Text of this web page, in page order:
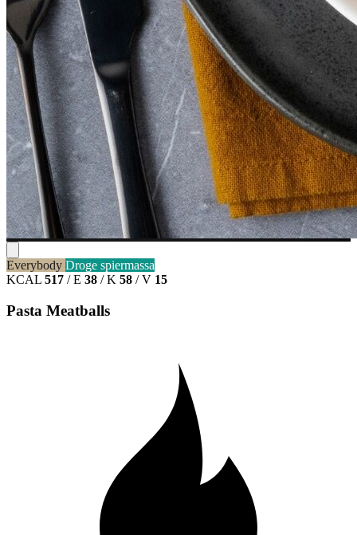
Everybody Droge spiermassa
KCAL 517 / E 38 / K 58 / V 15
Pasta Meatballs